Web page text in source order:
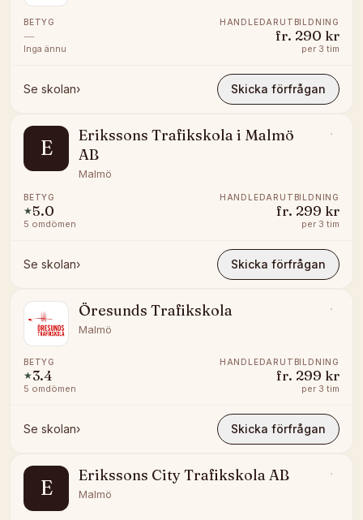
BETYG
—
Inga ännu
HANDLEDARUTBILDNING
fr. 290 kr
per 3 tim
Se skolan› Skicka förfrågan
E
Erikssons Trafikskola i Malmö
AB
Malmö
BETYG
★5.0
5 omdömen
HANDLEDARUTBILDNING
fr. 299 kr
per 3 tim
Se skolan› Skicka förfrågan
Öresunds Trafikskola
Malmö
BETYG
★3.4
5 omdömen
HANDLEDARUTBILDNING
fr. 299 kr
per 3 tim
Se skolan› Skicka förfrågan
E
Erikssons City Trafikskola AB
Malmö